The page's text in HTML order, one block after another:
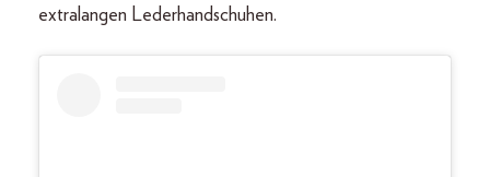
extralangen Lederhandschuhen.